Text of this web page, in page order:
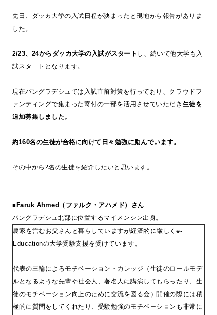
先日、ダッカ大学の入試日程が決まったと現地から報告がありま
した。
2/23、24からダッカ大学の入試がスタート し、続いて他大学も入
試スタートとなります。
現在バングラデシュでは入試直前対策を行っており、クラウドフ
ァンディングで集まった寄付の一部を活用させていただき 生徒を
追加募集しました。
約160名の生徒が合格に向けて日々勉強に励んでいます。
その中から2名の生徒を紹介したいと思います。
■Faruk Ahmed（ファルク・アハメド）さん
バングラデシュ北部に位置するマイメンシン出身。
農家を営むお父さんと暮らしていますが経済的に厳しくe-
Educationの大学受験支援を受けています。
代表の三輪によるモチベーション・カレッジ（生徒のロールモデ
ルとなるような先輩や社会人、著名人に講演してもらったり、生
徒のモチベーション向上のために交流を図る会）開催の際には積
極的に質問をしてくれたり、受験勉強のモチベーションも非常に